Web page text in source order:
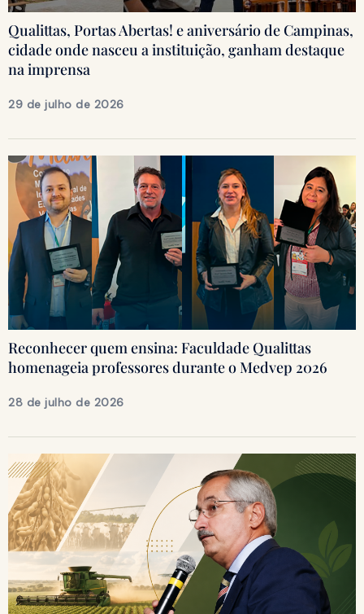
Qualittas, Portas Abertas! e aniversário de Campinas,
cidade onde nasceu a instituição, ganham destaque
na imprensa
29 de julho de 2026
Reconhecer quem ensina: Faculdade Qualittas
homenageia professores durante o Medvep 2026
28 de julho de 2026